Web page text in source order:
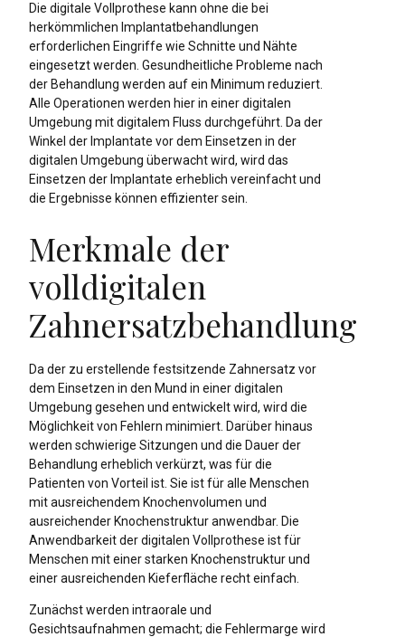
Die digitale Vollprothese kann ohne die bei
herkömmlichen Implantatbehandlungen
erforderlichen Eingriffe wie Schnitte und Nähte
eingesetzt werden. Gesundheitliche Probleme nach
der Behandlung werden auf ein Minimum reduziert.
Alle Operationen werden hier in einer digitalen
Umgebung mit digitalem Fluss durchgeführt. Da der
Winkel der Implantate vor dem Einsetzen in der
digitalen Umgebung überwacht wird, wird das
Einsetzen der Implantate erheblich vereinfacht und
die Ergebnisse können effizienter sein.
Merkmale der
volldigitalen
Zahnersatzbehandlung
Da der zu erstellende festsitzende Zahnersatz vor
dem Einsetzen in den Mund in einer digitalen
Umgebung gesehen und entwickelt wird, wird die
Möglichkeit von Fehlern minimiert. Darüber hinaus
werden schwierige Sitzungen und die Dauer der
Behandlung erheblich verkürzt, was für die
Patienten von Vorteil ist. Sie ist für alle Menschen
mit ausreichendem Knochenvolumen und
ausreichender Knochenstruktur anwendbar. Die
Anwendbarkeit der digitalen Vollprothese ist für
Menschen mit einer starken Knochenstruktur und
einer ausreichenden Kieferfläche recht einfach.
Zunächst werden intraorale und
Gesichtsaufnahmen gemacht; die Fehlermarge wird